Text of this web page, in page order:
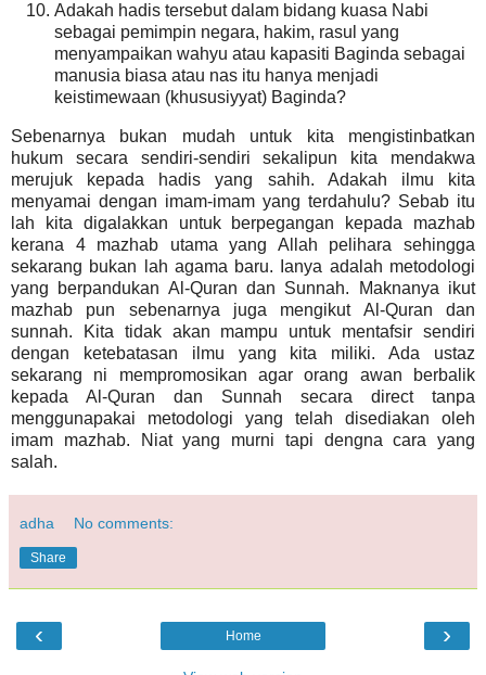
Adakah hadis tersebut dalam bidang kuasa Nabi
sebagai pemimpin negara, hakim, rasul yang
menyampaikan wahyu atau kapasiti Baginda sebagai
manusia biasa atau nas itu hanya menjadi
keistimewaan (khususiyyat) Baginda?
Sebenarnya bukan mudah untuk kita mengistinbatkan
hukum secara sendiri-sendiri sekalipun kita mendakwa
merujuk kepada hadis yang sahih. Adakah ilmu kita
menyamai dengan imam-imam yang terdahulu? Sebab itu
lah kita digalakkan untuk berpegangan kepada mazhab
kerana 4 mazhab utama yang Allah pelihara sehingga
sekarang bukan lah agama baru. Ianya adalah metodologi
yang berpandukan Al-Quran dan Sunnah. Maknanya ikut
mazhab pun sebenarnya juga mengikut Al-Quran dan
sunnah. Kita tidak akan mampu untuk mentafsir sendiri
dengan ketebatasan ilmu yang kita miliki. Ada ustaz
sekarang ni mempromosikan agar orang awan berbalik
kepada Al-Quran dan Sunnah secara direct tanpa
menggunapakai metodologi yang telah disediakan oleh
imam mazhab. Niat yang murni tapi dengna cara yang
salah.
adha No comments:
Share
‹ ›
Home